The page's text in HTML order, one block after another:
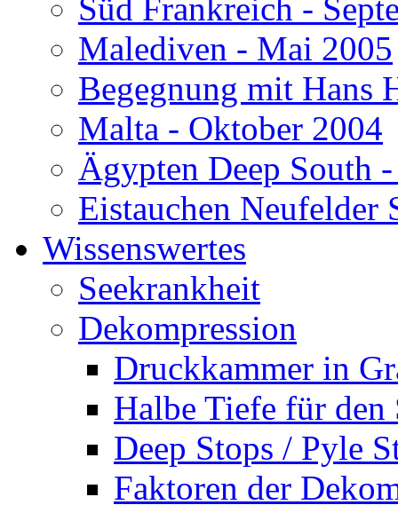
Süd Frankreich -
Malediven - Mai 2005
Begegnung mit Hans
Malta - Oktober 2004
Ägypten Deep South
Eistauchen Neufelder
Wissenswertes
Seekrankheit
Dekompression
Druckkammer in
Halbe Tiefe für den
Deep Stops / Pyle
Faktoren der